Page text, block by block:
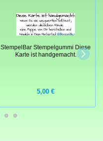
StempelBar Stempelgummi Diese
Karte ist handgemacht.
5,00 €